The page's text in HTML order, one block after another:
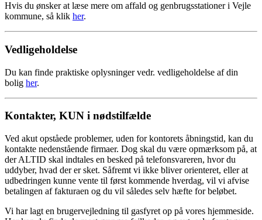
Hvis du ønsker at læse mere om affald og genbrugsstationer i Vejle
kommune, så klik her.
Vedligeholdelse
Du kan finde praktiske oplysninger vedr. vedligeholdelse af din
bolig her.
Kontakter, KUN i nødstilfælde
Ved akut opståede problemer, uden for kontorets åbningstid, kan du
kontakte nedenstående firmaer. Dog skal du være opmærksom på, at
der ALTID skal indtales en besked på telefonsvareren, hvor du
uddyber, hvad der er sket. Såfremt vi ikke bliver orienteret, eller at
udbedringen kunne vente til først kommende hverdag, vil vi afvise
betalingen af fakturaen og du vil således selv hæfte for beløbet.
Vi har lagt en brugervejledning til gasfyret op på vores hjemmeside.